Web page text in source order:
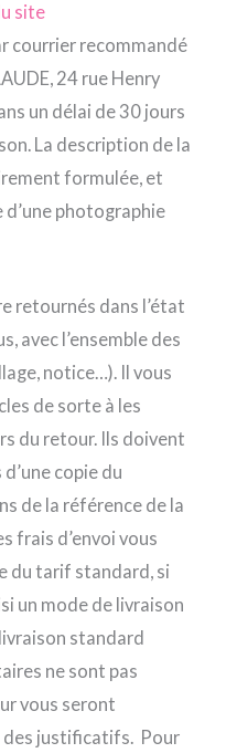
site
courrier recommandé
24 rue Henry
un délai de 30 jours
La description de la
formulée, et
photographie
retournés dans l’état
avec l’ensemble des
notice…). Il vous
de sorte à les
du retour. Ils doivent
copie du
de la référence de la
frais d’envoi vous
du tarif standard, si
un mode de livraison
standard
ne sont pas
vous seront
des justificatifs. Pour